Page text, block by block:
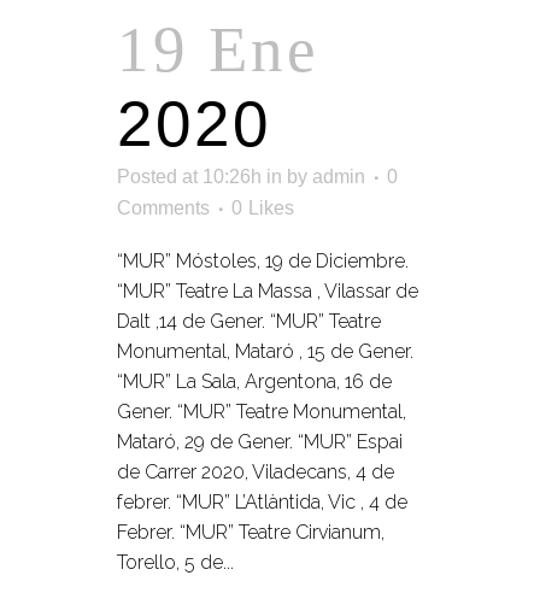
19 Ene
2020
Posted at 10:26h in by admin
0
Comments
0 Likes
“MUR” Móstoles, 19 de Diciembre.
“MUR” Teatre La Massa , Vilassar de
Dalt ,14 de Gener. “MUR” Teatre
Monumental, Mataró , 15 de Gener.
“MUR” La Sala, Argentona, 16 de
Gener. “MUR” Teatre Monumental,
Mataró, 29 de Gener. “MUR” Espai
de Carrer 2020, Viladecans, 4 de
febrer. “MUR” L’Atlàntida, Vic , 4 de
Febrer. “MUR” Teatre Cirvianum,
Torello, 5 de...